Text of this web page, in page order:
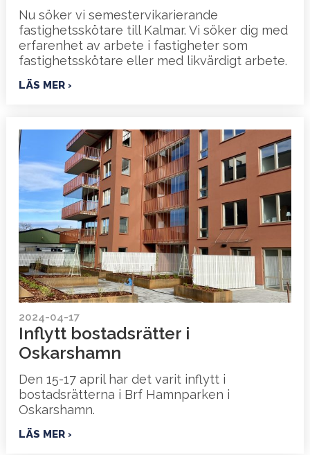
Nu söker vi semestervikarierande
fastighetsskötare till Kalmar. Vi söker dig med
erfarenhet av arbete i fastigheter som
fastighetsskötare eller med likvärdigt arbete.
LÄS MER
2024-04-17
Inflytt bostadsrätter i
Oskarshamn
Den 15-17 april har det varit inflytt i
bostadsrätterna i Brf Hamnparken i
Oskarshamn.
LÄS MER